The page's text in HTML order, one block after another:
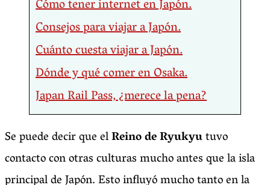
Cómo tener internet en Japón.
Consejos para viajar a Japón.
Cuánto cuesta viajar a Japón.
Dónde y qué comer en Osaka.
Japan Rail Pass, ¿merece la pena?
Se puede decir que elReino de Ryukyutuvo
contacto con otras culturas mucho antes que la isla